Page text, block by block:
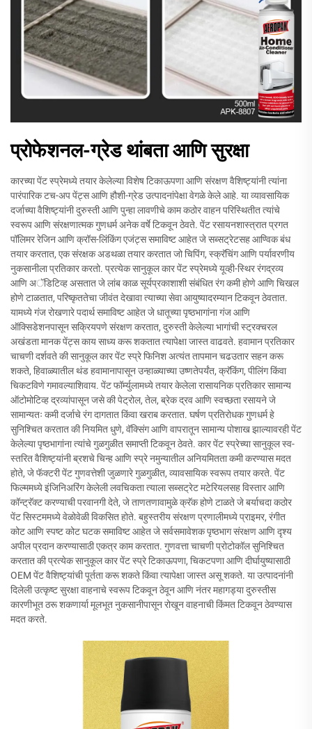
प्रोफेशनल-ग्रेड थांबता आणि सुरक्षा
कारच्या पेंट स्प्रेमध्ये तयार केलेल्या विशेष टिकाऊपणा आणि संरक्षण वैशिष्ट्यांनी त्यांना
पारंपारिक टच-अप पेंट्स आणि हौशी-ग्रेड उत्पादनांपेक्षा वेगळे केले आहे. या व्यावसायिक
दर्जाच्या वैशिष्ट्यांनी दुरुस्ती आणि पुन्हा लावणीचे काम कठोर वाहन परिस्थितीत त्यांचे
स्वरूप आणि संरक्षणात्मक गुणधर्म अनेक वर्षे टिकवून ठेवते. पेंट रसायनशास्त्रात प्रगत
पॉलिमर रेजिन आणि क्रॉस-लिंकिंग एजंट्स समाविष्ट आहेत जे सब्सट्रेटसह आण्विक बंध
तयार करतात, एक संरक्षक अडथळा तयार करतात जो चिपिंग, स्क्रॅचिंग आणि पर्यावरणीय
नुकसानीला प्रतिकार करतो. प्रत्येक सानुकूल कार पेंट स्प्रेमध्ये यूव्ही-स्थिर रंगद्रव्य
आणि अॅडिटिव्ह असतात जे लांब काळ सूर्यप्रकाशाशी संबंधित रंग कमी होणे आणि चिखल
होणे टाळतात, परिष्कृततेचा जीवंत देखावा त्याच्या सेवा आयुष्यादरम्यान टिकवून ठेवतात.
यामध्ये गंज रोखणारे पदार्थ समाविष्ट आहेत जे धातूच्या पृष्ठभागांना गंज आणि
ऑक्सिडेशनपासून सक्रियपणे संरक्षण करतात, दुरुस्ती केलेल्या भागांची स्ट्रक्चरल
अखंडता मानक पेंट्स काय साध्य करू शकतात त्यापेक्षा जास्त वाढवते. हवामान प्रतिकार
चाचणी दर्शवते की सानुकूल कार पेंट स्प्रे फिनिश अत्यंत तापमान चढउतार सहन करू
शकते, हिवाळ्यातील थंड हवामानापासून उन्हाळ्याच्या उष्णतेपर्यंत, क्रॅकिंग, पीलिंग किंवा
चिकटविणे गमावल्याशिवाय. पेंट फॉर्म्युलामध्ये तयार केलेला रासायनिक प्रतिकार सामान्य
ऑटोमोटिव्ह द्रव्यांपासून जसे की पेट्रोल, तेल, ब्रेक द्रव आणि स्वच्छता रसायने जे
सामान्यतः कमी दर्जाचे रंग दागतात किंवा खराब करतात. घर्षण प्रतिरोधक गुणधर्म हे
सुनिश्चित करतात की नियमित धुणे, वॅक्सिंग आणि वापरातून सामान्य पोशाख झाल्यावरही पेंट
केलेल्या पृष्ठभागांना त्यांचे गुळगुळीत समाप्ती टिकवून ठेवते. कार पेंट स्प्रेच्या सानुकूल स्व-
स्तरित वैशिष्ट्यांनी ब्रशचे चिन्ह आणि स्प्रे नमुन्यातील अनियमितता कमी करण्यास मदत
होते, जे फॅक्टरी पेंट गुणवत्तेशी जुळणारे गुळगुळीत, व्यावसायिक स्वरूप तयार करते. पेंट
फिल्ममध्ये इंजिनिअरिंग केलेली लवचिकता त्याला सब्सट्रेट मटेरियलसह विस्तार आणि
कॉन्ट्रॅक्ट करण्याची परवानगी देते, जे ताणतणावामुळे क्रॅक होणे टाळते जे बर्याचदा कठोर
पेंट सिस्टममध्ये वेळोवेळी विकसित होते. बहुस्तरीय संरक्षण प्रणालीमध्ये प्राइमर, रंगीत
कोट आणि स्पष्ट कोट घटक समाविष्ट आहेत जे सर्वसमावेशक पृष्ठभाग संरक्षण आणि दृश्य
अपील प्रदान करण्यासाठी एकत्र काम करतात. गुणवत्ता चाचणी प्रोटोकॉल सुनिश्चित
करतात की प्रत्येक सानुकूल कार पेंट स्प्रे टिकाऊपणा, चिकटपणा आणि दीर्घायुष्यासाठी
OEM पेंट वैशिष्ट्यांची पूर्तता करू शकते किंवा त्यापेक्षा जास्त असू शकते. या उत्पादनांनी
दिलेली उत्कृष्ट सुरक्षा वाहनाचे स्वरूप टिकवून ठेवून आणि नंतर महागड्या दुरुस्तीस
कारणीभूत ठरू शकणार्या मूलभूत नुकसानीपासून रोखून वाहनाची किंमत टिकवून ठेवण्यास
मदत करते.